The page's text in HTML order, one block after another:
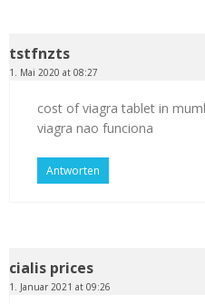
tstfnzts
1. Mai 2020 at 08:27
cost of viagra tablet in
viagra nao funciona
Antworten
cialis prices
1. Januar 2021 at 09:26